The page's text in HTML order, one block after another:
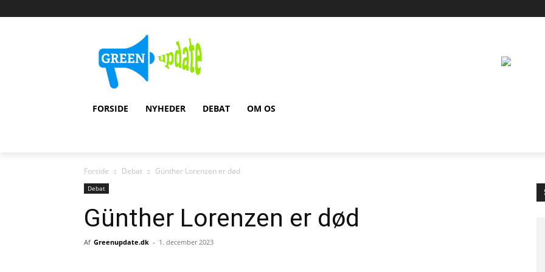
FORSIDE NYHEDER DEBAT OM OS
Forside Debat Günther Lorenzen er død
Debat
Günther Lorenzen er død
Af Greenupdate.dk - 1. december 2023